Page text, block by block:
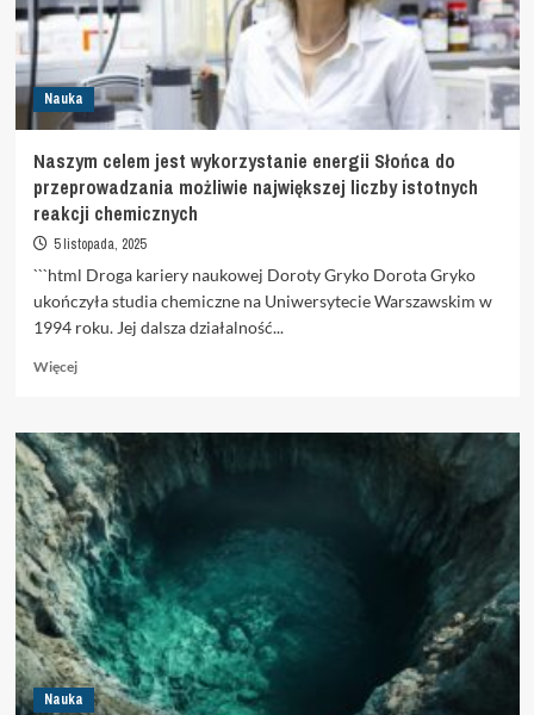
raka
o
20
tysięcy
razy
Nauka
Naszym celem jest wykorzystanie energii Słońca do
przeprowadzania możliwie największej liczby istotnych
reakcji chemicznych
5 listopada, 2025
```html Droga kariery naukowej Doroty Gryko Dorota Gryko
ukończyła studia chemiczne na Uniwersytecie Warszawskim w
1994 roku. Jej dalsza działalność...
WięcejDowiedz
o
Naszym
celem
jest
wykorzystanie
energii
Słońca
do
przeprowadzania
możliwie
największej
liczby
istotnych
Nauka